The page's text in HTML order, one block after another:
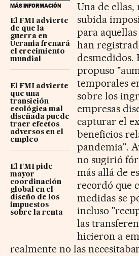
MÁS INFORMACIÓN
El FMI advierte
de que la
guerra en
Ucrania frenará
el crecimiento
mundial
El FMI advierte
que una
transición
ecológica mal
diseñada puede
traer efectos
adversos en el
empleo
El FMI pide
mayor
coordinación
global en el
diseño de los
impuestos
sobre la renta
Una de ellas,
subida
para
han
desmedidos.
propuso "a
temporales
sobre los
empresas
capturar el
beneficios
pandemia".
no sugirió
más allá de
recordó que
medidas se
incluso
las
hicieron a
realmente no las